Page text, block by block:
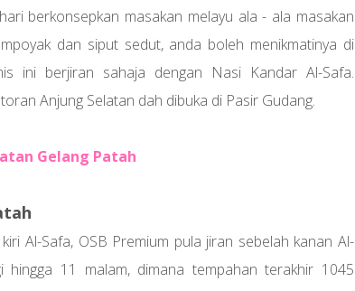
berkonsepkan masakan melayu ala - ala masakan
dan siput sedut, anda boleh menikmatinya di
ini berjiran sahaja dengan Nasi Kandar Al-Safa.
Anjung Selatan dah dibuka di Pasir Gudang.
Gelang Patah
Al-Safa, OSB Premium pula jiran sebelah kanan Al-
hingga 11 malam, dimana tempahan terakhir 1045